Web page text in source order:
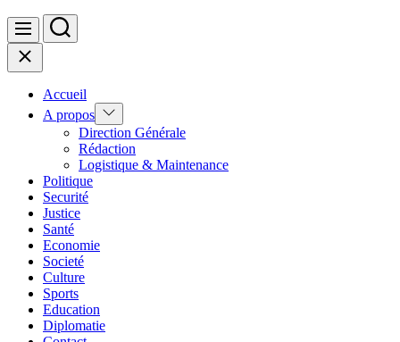
Menu Search
Close
Accueil
A propos Show
sub
menu
Direction Générale
Rédaction
Logistique & Maintenance
Politique
Securité
Justice
Santé
Economie
Societé
Culture
Sports
Education
Diplomatie